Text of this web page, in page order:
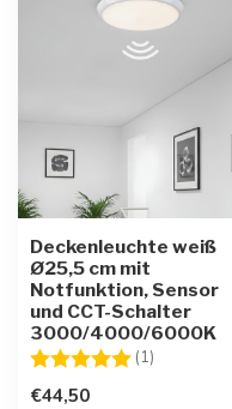
Deckenleuchte weiß
Ø25,5 cm mit
Notfunktion, Sensor
und CCT-Schalter
3000/4000/6000K
Bewertung:
(1)
€44,50